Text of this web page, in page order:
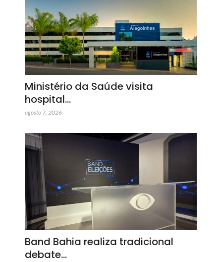
Ministério da Saúde visita
hospital…
agosto 7, 2026
Band Bahia realiza tradicional
debate…